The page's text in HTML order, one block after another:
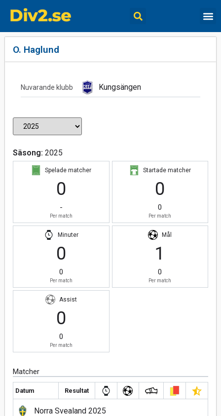
O. Haglund
Nuvarande klubb Kungsängen
Säsong: 2025
Spelade matcher
0
-
Per match
Startade matcher
0
0
Per match
Minuter
0
0
Per match
Mål
1
0
Per match
Assist
0
0
Per match
Matcher
Datum Resultat
Norra Svealand 2025